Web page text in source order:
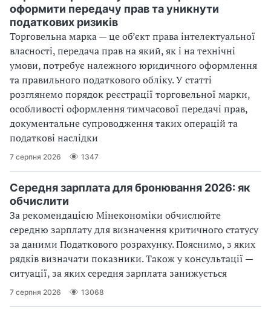
оформити передачу прав та уникнути
податкових ризиків
Торговельна марка — це об’єкт права інтелектуальної
власності, передача прав на який, як і на технічні
умови, потребує належного юридичного оформлення
та правильного податкового обліку. У статті
розглянемо порядок реєстрації торговельної марки,
особливості оформлення тимчасової передачі прав,
документальне супроводження таких операцій та
податкові наслідки
7 серпня 2026 1347
Середня зарплата для бронювання 2026: як
обчислити
За рекомендацією Мінекономіки обчислюйте
середню зарплату для визначення критичного статусу
за даними Податкового розрахунку. Пояснимо, з яких
рядків визначати показники. Також у консультації —
ситуації, за яких середня зарплата занижується
7 серпня 2026 13068